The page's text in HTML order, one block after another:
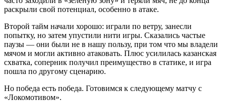
раскрыли свой потенциал, особенно в атаке.
Второй тайм начали хорошо: играли по ветру, занесли
попытку, но затем упустили нити игры. Сказались частые
паузы — они были не в нашу пользу, при том что мы владели
мячом и могли активно атаковать. Плюс усилилась казанская
схватка, соперник получил преимущество в статике, и игра
пошла по другому сценарию.
Но победа есть победа. Готовимся к следующему матчу с
«Локомотивом».